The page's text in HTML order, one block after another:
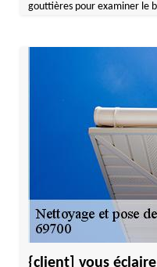
gouttières pour examiner le
{client] vous